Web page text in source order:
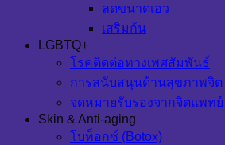
ลดขนาดเอว
เสริมก้น
LGBTQ+
โรคติดต่อทางเพศสัมพันธ์
การสนับสนุนด้านสุขภาพจิต
จดหมายรับรองจากจิตแพทย์
Skin & Anti-aging
โบท็อกซ์ (Botox)